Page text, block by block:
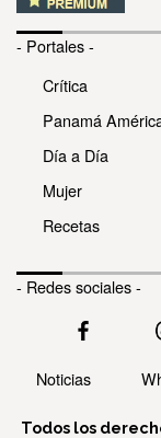
- Portales -
Crítica
Panamá
Día a Día
Mujer
Recetas
- Redes sociales -
Noticias
Todos los